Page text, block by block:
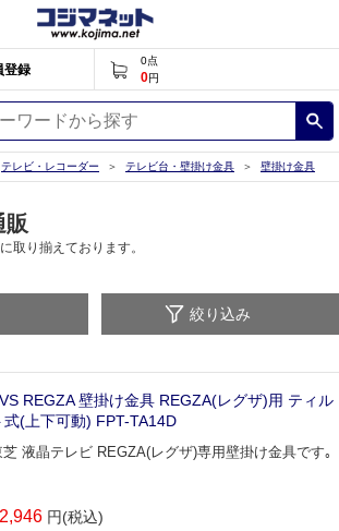
登録
0点
0円
テレビ・レコーダー テレビ台・壁掛け金具 壁掛け金具
販
取り揃えております。
絞り込み
REGZA 壁掛け金具 REGZA(レグザ)用 ティル
式(上下可動) FPT-TA14D
芝 液晶テレビ REGZA(レグザ)専用壁掛け金具です｡
円(税込)